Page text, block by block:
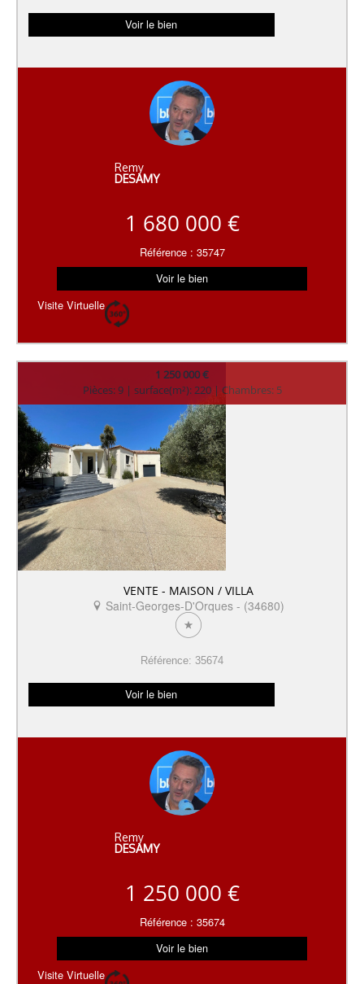
Voir le bien
Remy
DESAMY
1 680 000 €
Référence : 35747
Voir le bien
Visite Virtuelle
1 250 000 €
Pièces: 9 | surface(m²): 220 | Chambres: 5
VENTE - MAISON / VILLA
Saint-Georges-D'Orques - (34680)
Référence: 35674
Voir le bien
Remy
DESAMY
1 250 000 €
Référence : 35674
Voir le bien
Visite Virtuelle